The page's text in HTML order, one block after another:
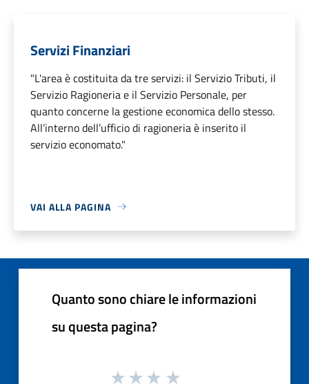
Servizi Finanziari
"L'area è costituita da tre servizi: il Servizio Tributi, il
Servizio Ragioneria e il Servizio Personale, per
quanto concerne la gestione economica dello stesso.
All’interno dell’ufficio di ragioneria è inserito il
servizio economato."
VAI ALLA PAGINA
Quanto sono chiare le informazioni
su questa pagina?